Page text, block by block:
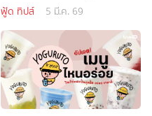
ฟู้ด ทิปส์ 5 มี.ค. 69